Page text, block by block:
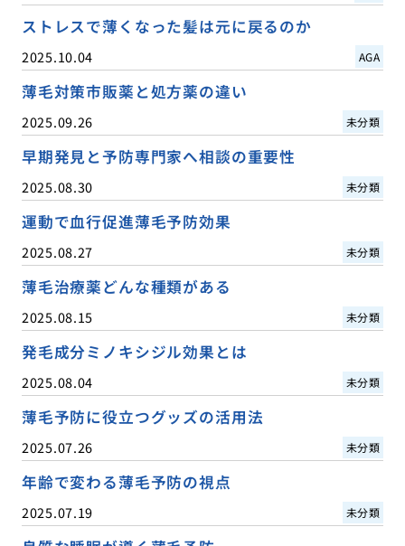
ストレスで薄くなった髪は元に戻るのか
2025.10.04 AGA
薄毛対策市販薬と処方薬の違い
2025.09.26 未分類
早期発見と予防専門家へ相談の重要性
2025.08.30 未分類
運動で血行促進薄毛予防効果
2025.08.27 未分類
薄毛治療薬どんな種類がある
2025.08.15 未分類
発毛成分ミノキシジル効果とは
2025.08.04 未分類
薄毛予防に役立つグッズの活用法
2025.07.26 未分類
年齢で変わる薄毛予防の視点
2025.07.19 未分類